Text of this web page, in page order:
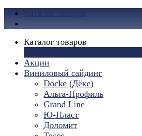
Каталог товаров
Акции
Виниловый сайдинг
Docke (Дёке)
Альта-Профиль
Grand Line
Ю-Пласт
Доломит